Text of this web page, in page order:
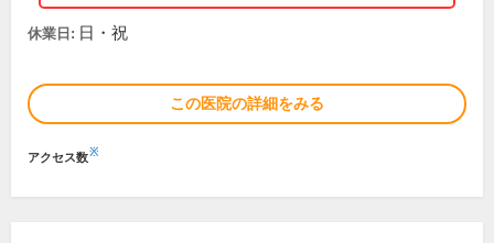
休業日: 日・祝
この医院の詳細をみる
アクセス数※